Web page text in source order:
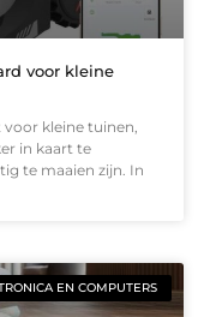
voor kleine
kleine tuinen,
in kaart te
te maaien zijn. In
EN COMPUTERS